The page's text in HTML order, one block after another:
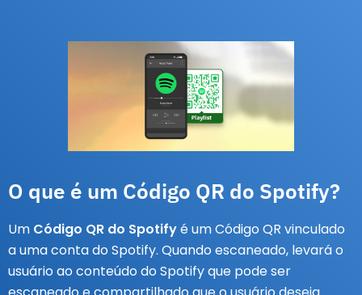
O que é um Código QR do Spotify?
Um Código QR do Spotifyé um Código QR vinculado
a uma conta do Spotify. Quando escaneado, levará o
usuário ao conteúdo do Spotify que pode ser